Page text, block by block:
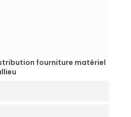
fourniture matériel